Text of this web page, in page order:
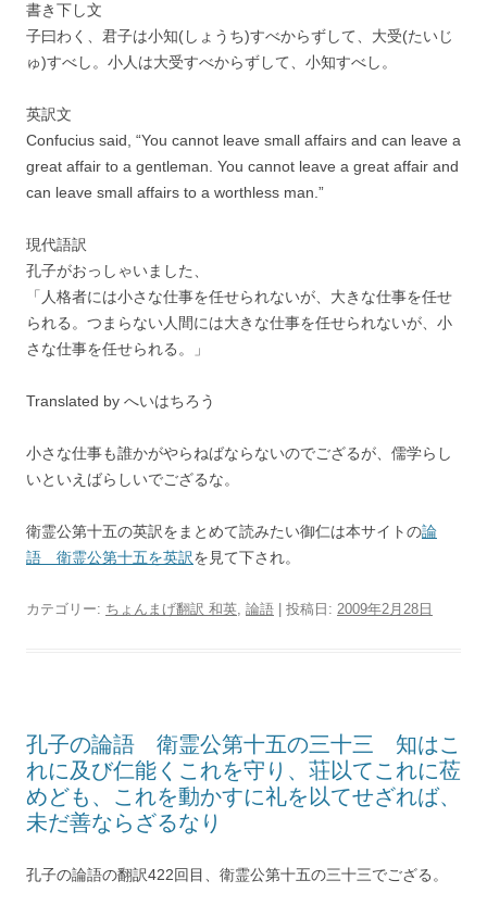
書き下し文
子曰わく、君子は小知(しょうち)すべからずして、大受(たいじ
ゅ)すべし。小人は大受すべからずして、小知すべし。
英訳文
Confucius said, “You cannot leave small affairs and can leave a
great affair to a gentleman. You cannot leave a great affair and
can leave small affairs to a worthless man.”
現代語訳
孔子がおっしゃいました、
「人格者には小さな仕事を任せられないが、大きな仕事を任せ
られる。つまらない人間には大きな仕事を任せられないが、小
さな仕事を任せられる。」
Translated by へいはちろう
小さな仕事も誰かがやらねばならないのでござるが、儒学らし
いといえばらしいでござるな。
衛霊公第十五の英訳をまとめて読みたい御仁は本サイトの論
語 衛霊公第十五を英訳を見て下され。
カテゴリー: ちょんまげ翻訳 和英, 論語 | 投稿日: 2009年2月28日
孔子の論語 衛霊公第十五の三十三 知はこ
れに及び仁能くこれを守り、荘以てこれに莅
めども、これを動かすに礼を以てせざれば、
未だ善ならざるなり
孔子の論語の翻訳422回目、衛霊公第十五の三十三でござる。